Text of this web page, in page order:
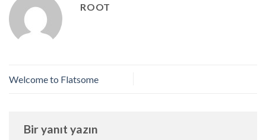
ROOT
Welcome to Flatsome
Bir yanıt yazın